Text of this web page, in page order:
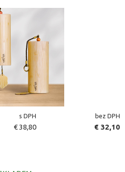
s DPH bez DPH
€ 38,80 € 32,10